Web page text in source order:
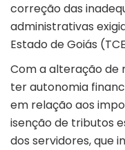
correção das
administrativas
Estado de Goiás
Com a alteração de
ter autonomia
em relação aos
isenção de tributos
dos servidores, que